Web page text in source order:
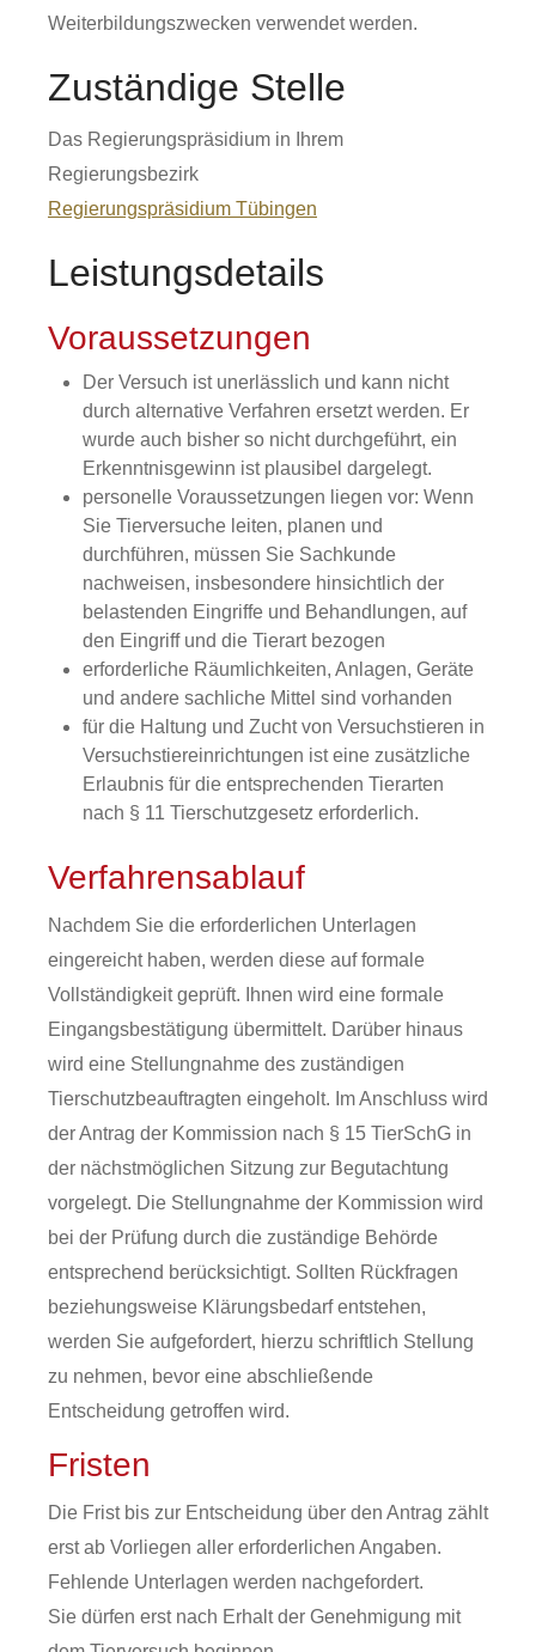
Weiterbildungszwecken verwendet werden.
Zuständige Stelle
Das Regierungspräsidium in Ihrem
Regierungsbezirk
Regierungspräsidium Tübingen
Leistungsdetails
Voraussetzungen
Der Versuch ist unerlässlich und kann nicht
durch alternative Verfahren ersetzt werden. Er
wurde auch bisher so nicht durchgeführt, ein
Erkenntnisgewinn ist plausibel dargelegt.
personelle Voraussetzungen liegen vor: Wenn
Sie Tierversuche leiten, planen und
durchführen, müssen Sie Sachkunde
nachweisen, insbesondere hinsichtlich der
belastenden Eingriffe und Behandlungen, auf
den Eingriff und die Tierart bezogen
erforderliche Räumlichkeiten, Anlagen, Geräte
und andere sachliche Mittel sind vorhanden
für die Haltung und Zucht von Versuchstieren in
Versuchstiereinrichtungen ist eine zusätzliche
Erlaubnis für die entsprechenden Tierarten
nach § 11 Tierschutzgesetz erforderlich.
Verfahrensablauf
Nachdem Sie die erforderlichen Unterlagen
eingereicht haben, werden diese auf formale
Vollständigkeit geprüft. Ihnen wird eine formale
Eingangsbestätigung übermittelt. Darüber hinaus
wird eine Stellungnahme des zuständigen
Tierschutzbeauftragten eingeholt. Im Anschluss wird
der Antrag der Kommission nach § 15 TierSchG in
der nächstmöglichen Sitzung zur Begutachtung
vorgelegt. Die Stellungnahme der Kommission wird
bei der Prüfung durch die zuständige Behörde
entsprechend berücksichtigt. Sollten Rückfragen
beziehungsweise Klärungsbedarf entstehen,
werden Sie aufgefordert, hierzu schriftlich Stellung
zu nehmen, bevor eine abschließende
Entscheidung getroffen wird.
Fristen
Die Frist bis zur Entscheidung über den Antrag zählt
erst ab Vorliegen aller erforderlichen Angaben.
Fehlende Unterlagen werden nachgefordert.
Sie dürfen erst nach Erhalt der Genehmigung mit